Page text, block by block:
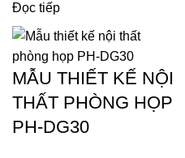
Đọc tiếp
MẪU THIẾT KẾ NỘI
THẤT PHÒNG HỌP
PH-DG30